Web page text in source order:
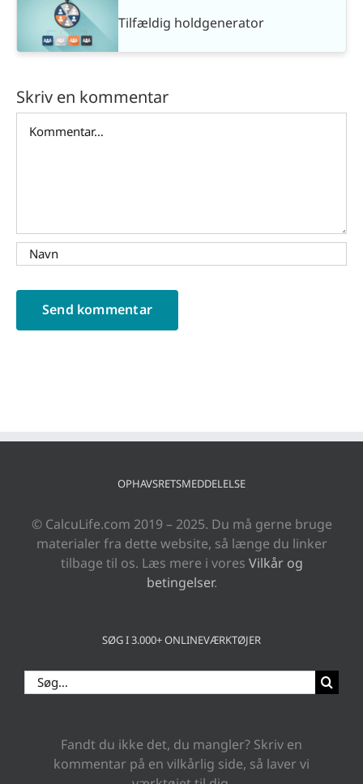
Tilfældig holdgenerator
Skriv en kommentar
OPHAVSRETSMEDDELELSE
© CalcuLife.com 2019 – 2025. Du må gerne bruge
materialer fra dette website, så længe du linker
tilbage til os. Læs mere i vores Vilkår og
betingelser.
SØG I 3.000+ ONLINEVÆRKTØJER
Søg
efter:
Fandt du ikke det, du mangler? Skriv en
kommentar på en vilkårlig side, så laver vi